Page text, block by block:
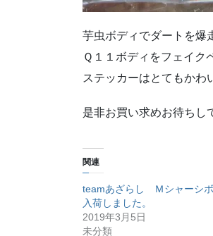
芋虫ボディでダートを爆
Ｑ１１ボディをフェイク
ステッカーはとてもかわ
是非お買い求めお待ちし
関連
teamあざらし Ｍシャーシボ
入荷しました。
2019年3月5日
未分類